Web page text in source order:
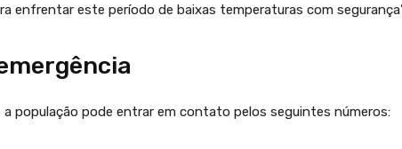
enfrentar este período de baixas temperaturas com
a população pode entrar em contato pelos seguintes números: